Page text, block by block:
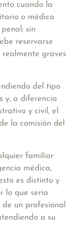
cuando la
o médico
sin
reservarse
graves
del tipo
y, a diferencia
y civil, el
la comisión del
familiar
médica,
es distinto y
lo que sería
un profesional
a su